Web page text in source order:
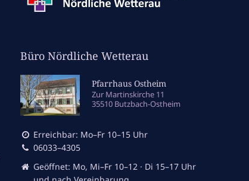
Büro Nördliche Wetterau
Pfarrhaus Ostheim
Zur Martinskirche 11
35510 Butzbach-Ostheim
Erreichbar: Mo–Fr 10–15 Uhr
06033–4305
Geöffnet: Mo, Mi–Fr 10–12 · Di 15–17 Uhr